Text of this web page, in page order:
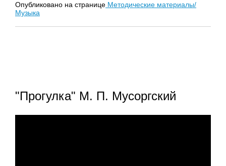
Опубликовано на странице Методические материалы/
Музыка
"Прогулка" М. П. Мусоргский